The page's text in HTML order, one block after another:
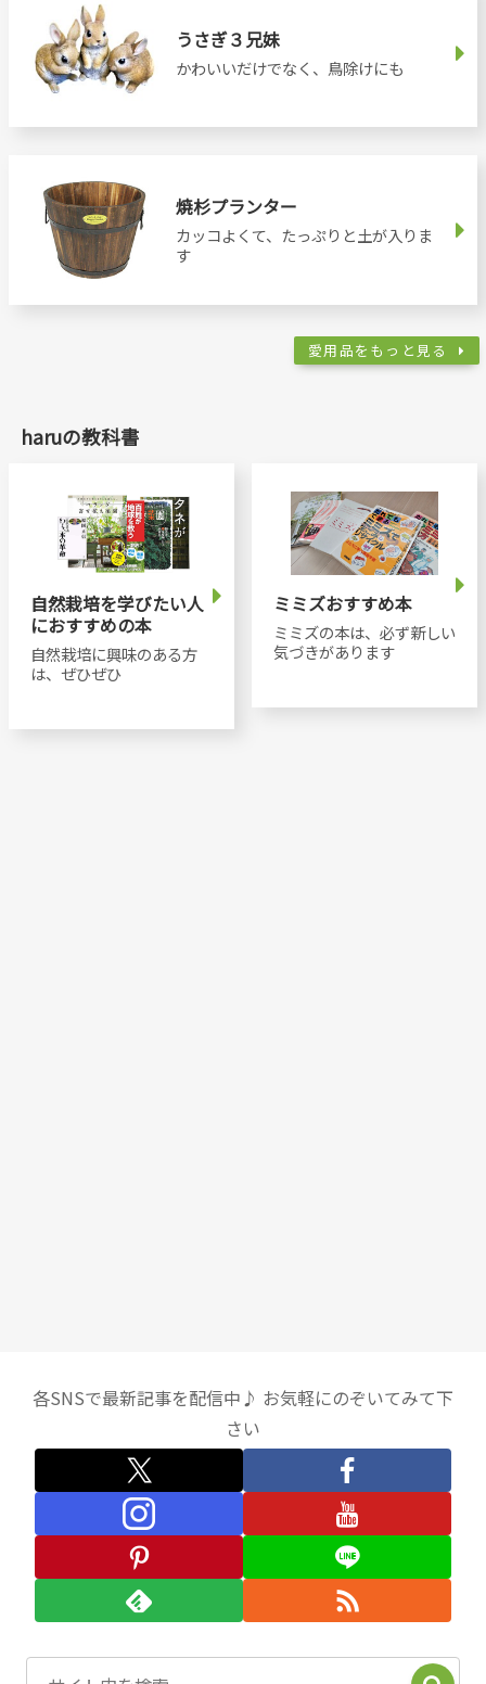
うさぎ３兄妹
かわいいだけでなく、鳥除けにも
焼杉プランター
カッコよくて、たっぷりと土が入りま
す
愛用品をもっと見る
haruの教科書
自然栽培を学びたい人
におすすめの本
自然栽培に興味のある方
は、ぜひぜひ
ミミズおすすめ本
ミミズの本は、必ず新しい
気づきがあります
各SNSで最新記事を配信中♪ お気軽にのぞいてみて下
さい